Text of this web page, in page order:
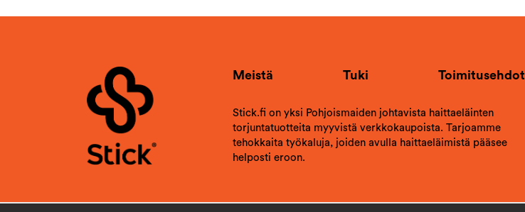
Meistä Tuki Toimitusehdot
Stick.fi on yksi Pohjoismaiden johtavista haittaeläinten
torjuntatuotteita myyvistä verkkokaupoista. Tarjoamme
tehokkaita työkaluja, joiden avulla haittaeläimistä pääsee
helposti eroon.